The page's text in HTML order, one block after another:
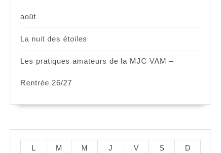
août
La nuit des étoiles
Les pratiques amateurs de la MJC VAM –
Rentrée 26/27
L M M J V S D